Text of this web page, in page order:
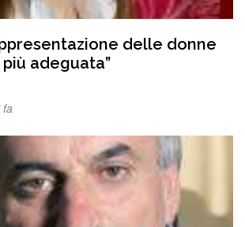
delle donne
adeguata”
fa